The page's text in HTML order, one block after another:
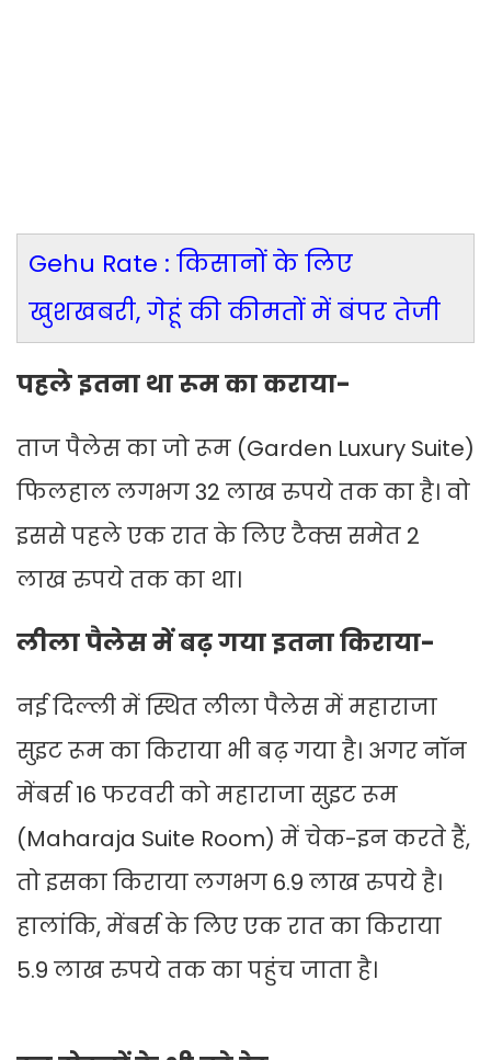
Gehu Rate : किसानों के लिए
खुशखबरी, गेहूं की कीमतों में बंपर तेजी
पहले इतना था रूम का कराया-
ताज पैलेस का जो रूम (Garden Luxury Suite)
फिलहाल लगभग 32 लाख रुपये तक का है। वो
इससे पहले एक रात के लिए टैक्स समेत 2
लाख रुपये तक का था।
लीला पैलेस में बढ़ गया इतना किराया-
नई दिल्ली में स्थित लीला पैलेस में महाराजा
सुइट रूम का किराया भी बढ़ गया है। अगर नॉन
मेंबर्स 16 फरवरी को महाराजा सुइट रूम
(Maharaja Suite Room) में चेक-इन करते हैं,
तो इसका किराया लगभग 6.9 लाख रुपये है।
हालांकि, मेंबर्स के लिए एक रात का किराया
5.9 लाख रुपये तक का पहुंच जाता है।